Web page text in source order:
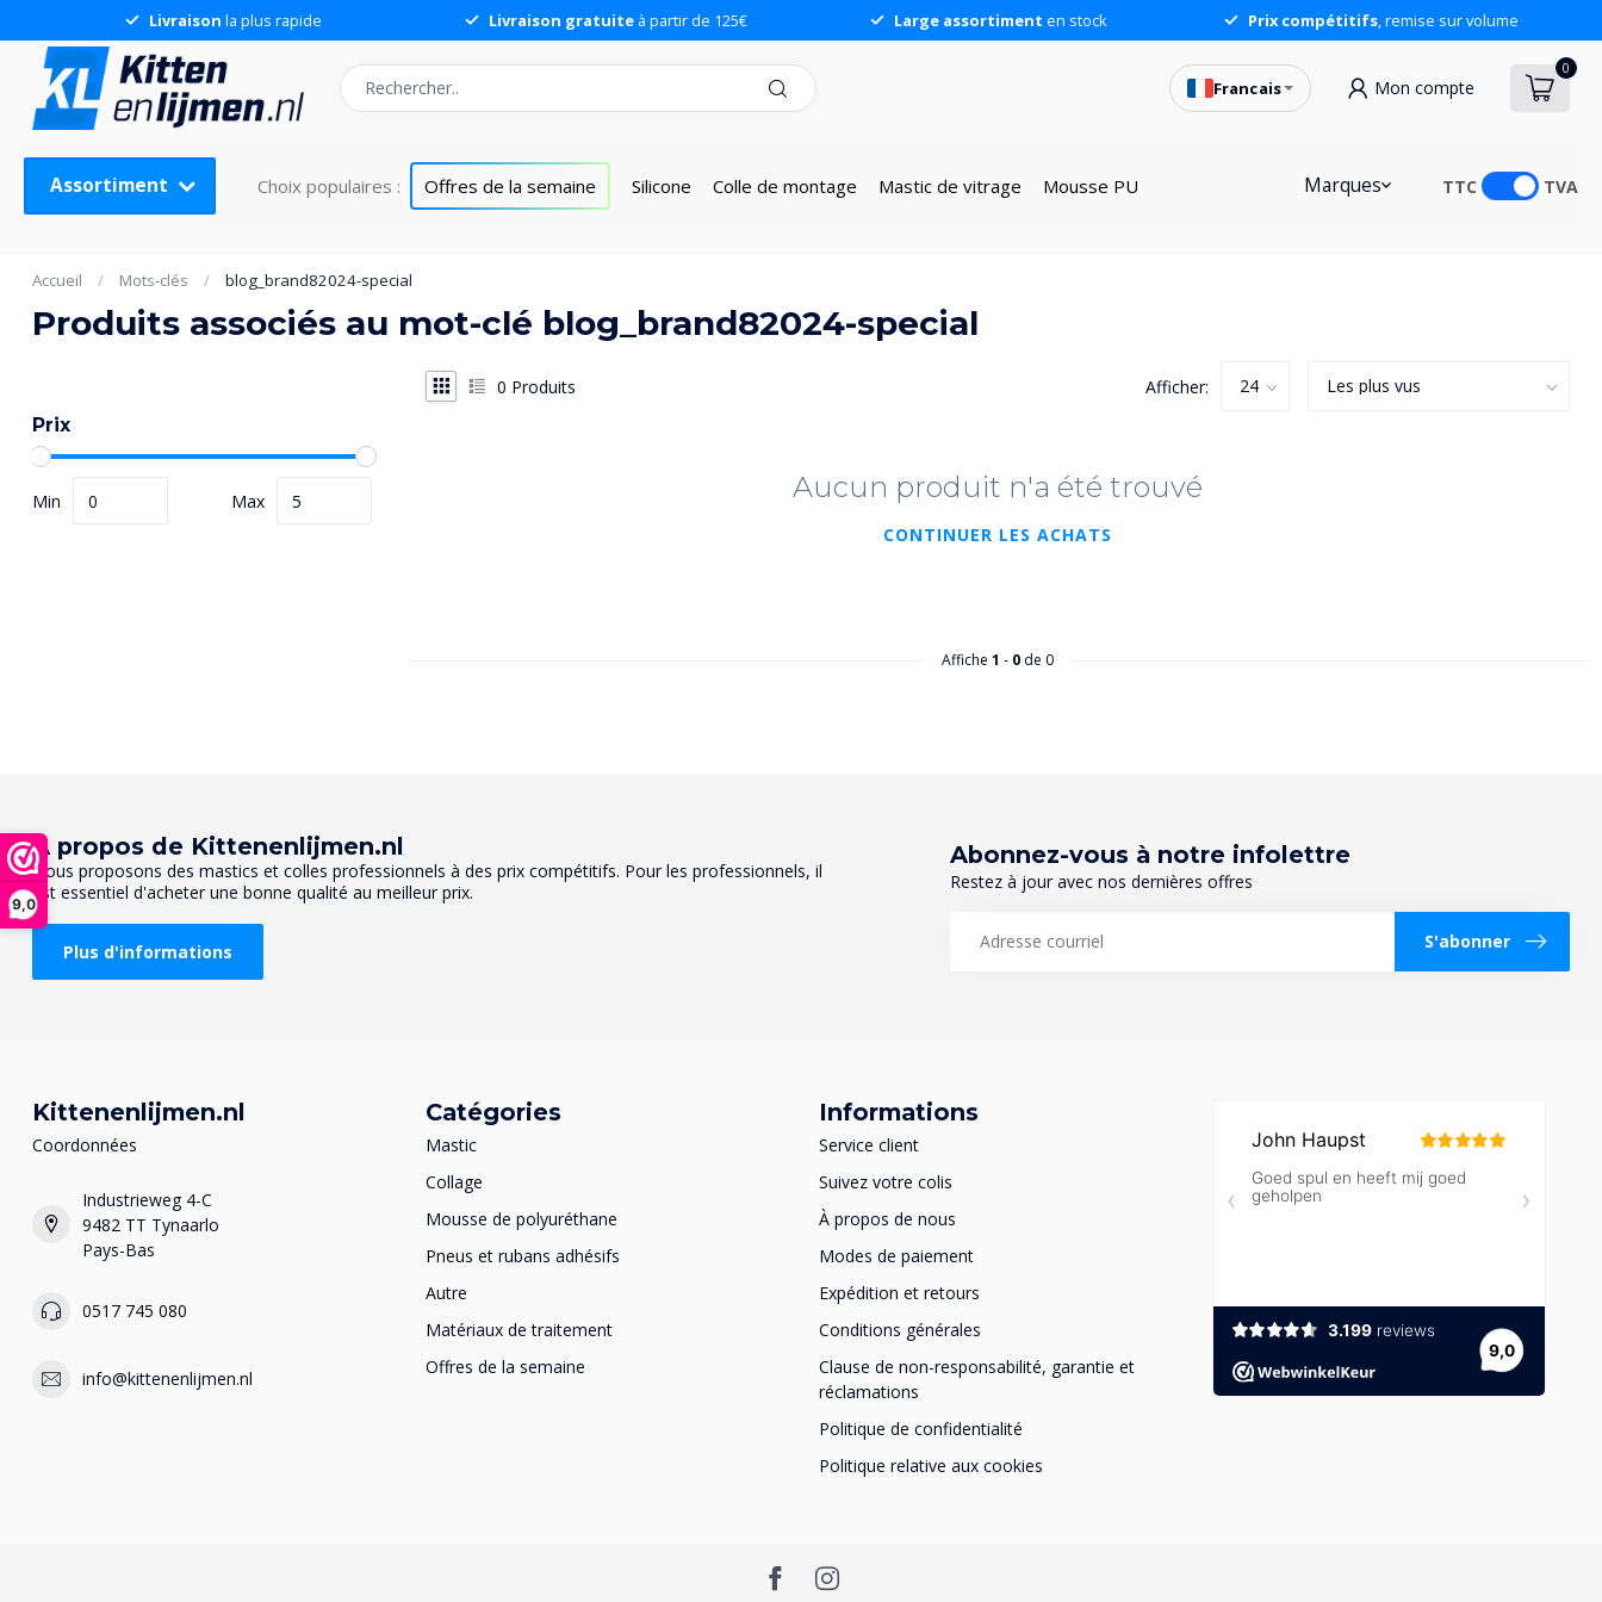
9,0
Livraison la plus rapide Livraison gratuite à partir de 125€ Large assortiment en stock Prix compétitifs, remise sur volume
Francais Mon compte
0
Assortiment Choix populaires : Offres de la semaine Silicone Colle de montage Mastic de vitrage Mousse PU Marques TTC TVA
Accueil / Mots-clés / blog_brand82024-special
Produits associés au mot-clé blog_brand82024-special
Prix
Min Max
0 Produits Afficher:
Aucun produit n'a été trouvé
CONTINUER LES ACHATS
Affiche 1 - 0 de 0
À propos de Kittenenlijmen.nl
Nous proposons des mastics et colles professionnels à des prix compétitifs. Pour les professionnels, il
est essentiel d'acheter une bonne qualité au meilleur prix.
Plus d'informations
Abonnez-vous à notre infolettre
Restez à jour avec nos dernières offres
S'abonner
Kittenenlijmen.nl
Coordonnées
Industrieweg 4-C
9482 TT Tynaarlo
Pays-Bas
0517 745 080
info@kittenenlijmen.nl
Catégories
Mastic
Collage
Mousse de polyuréthane
Pneus et rubans adhésifs
Autre
Matériaux de traitement
Offres de la semaine
Informations
Service client
Suivez votre colis
À propos de nous
Modes de paiement
Expédition et retours
Conditions générales
Clause de non-responsabilité, garantie et
réclamations
Politique de confidentialité
Politique relative aux cookies